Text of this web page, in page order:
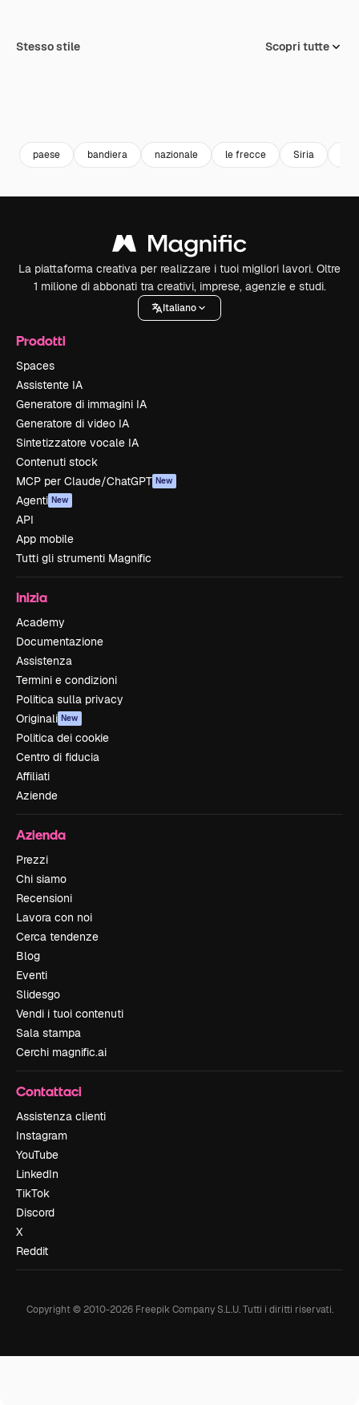
Stesso stile Scopri tutte
paese bandiera nazionale le frecce Siria
La piattaforma creativa per realizzare i tuoi migliori lavori. Oltre
1 milione di abbonati tra creativi, imprese, agenzie e studi.
Italiano
Prodotti
Spaces
Assistente IA
Generatore di immagini IA
Generatore di video IA
Sintetizzatore vocale IA
Contenuti stock
MCP per Claude/ChatGPT New
Agenti New
API
App mobile
Tutti gli strumenti Magnific
Inizia
Academy
Documentazione
Assistenza
Termini e condizioni
Politica sulla privacy
Originali New
Politica dei cookie
Centro di fiducia
Affiliati
Aziende
Azienda
Prezzi
Chi siamo
Recensioni
Lavora con noi
Cerca tendenze
Blog
Eventi
Slidesgo
Vendi i tuoi contenuti
Sala stampa
Cerchi magnific.ai
Contattaci
Assistenza clienti
Instagram
YouTube
LinkedIn
TikTok
Discord
X
Reddit
Copyright © 2010-2026Freepik Company S.L.U. Tutti i diritti riservati.